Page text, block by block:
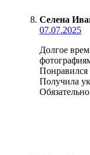
Селена
07.07.2025
Долгое
Понравился
Получила